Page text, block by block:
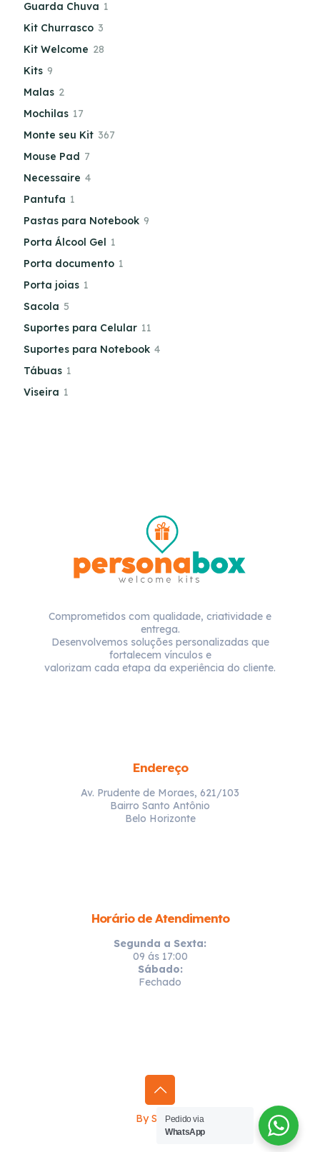
Guarda Chuva 1
Kit Churrasco 3
Kit Welcome 28
Kits 9
Malas 2
Mochilas 17
Monte seu Kit 367
Mouse Pad 7
Necessaire 4
Pantufa 1
Pastas para Notebook 9
Porta Álcool Gel 1
Porta documento 1
Porta joias 1
Sacola 5
Suportes para Celular 11
Suportes para Notebook 4
Tábuas 1
Viseira 1
Comprometidos com qualidade, criatividade e
entrega.
Desenvolvemos soluções personalizadas que
fortalecem vínculos e
valorizam cada etapa da experiência do cliente.
Endereço
Av. Prudente de Moraes, 621/103
Bairro Santo Antônio
Belo Horizonte
Horário de Atendimento
Segunda a Sexta:
09 ás 17:00
Sábado:
Fechado
By SprintyPedido via
WhatsApp